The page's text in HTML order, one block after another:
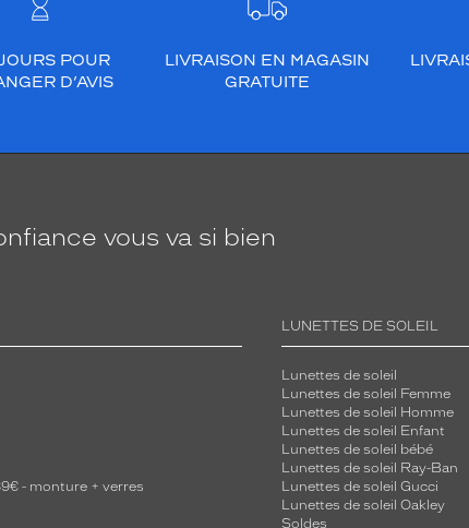
POUR
D’AVIS
LIVRAISON EN MAGASIN
GRATUITE
vous va si bien
- monture + verres
LUNETTES DE SOLEIL
Lunettes de soleil
Lunettes de soleil Femme
Lunettes de soleil Homme
Lunettes de soleil Enfant
Lunettes de soleil bébé
Lunettes de soleil Ray-Ban
Lunettes de soleil Gucci
Lunettes de soleil Oakley
Soldes